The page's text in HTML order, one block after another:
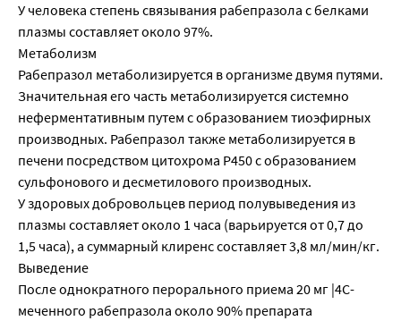
У человека степень связывания рабепразола с белками
плазмы составляет около 97%.
Метаболизм
Рабепразол метаболизируется в организме двумя путями.
Значительная его часть метаболизируется системно
неферментативным путем с образованием тиоэфирных
производных. Рабепразол также метаболизируется в
печени посредством цитохрома Р450 с образованием
сульфонового и десметилового производных.
У здоровых добровольцев период полувыведения из
плазмы составляет около 1 часа (варьируется от 0,7 до
1,5 часа), а суммарный клиренс составляет 3,8 мл/мин/кг.
Выведение
После однократного перорального приема 20 мг |4С-
меченного рабепразола около 90% препарата